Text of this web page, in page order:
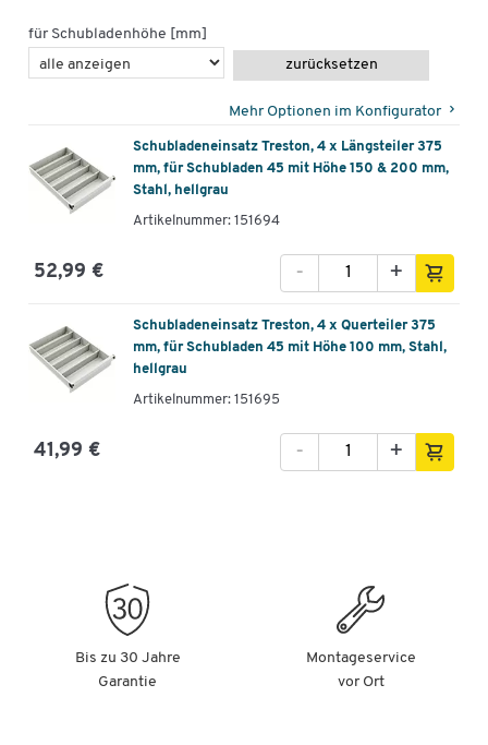
für Schubladenhöhe [mm]
zurücksetzen
Mehr Optionen im Konfigurator
Schubladeneinsatz Treston, 4 x Längsteiler 375
mm, für Schubladen 45 mit Höhe 150 & 200 mm,
Stahl, hellgrau
Artikelnummer: 151694
52,99 € +
-
Schubladeneinsatz Treston, 4 x Querteiler 375
mm, für Schubladen 45 mit Höhe 100 mm, Stahl,
hellgrau
Artikelnummer: 151695
41,99 € +
-
Bis zu 30 Jahre
Garantie
Montageservice
vor Ort